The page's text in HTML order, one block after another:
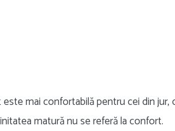
mai confortabilă pentru cei din jur,
matură nu se referă la confort.